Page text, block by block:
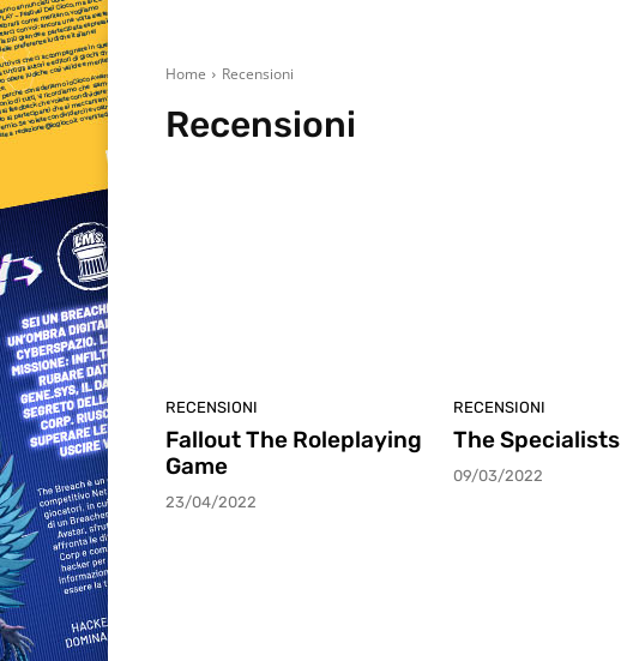
Home Recensioni
Recensioni
RECENSIONI
Fallout The Roleplaying
Game
23/04/2022
RECENSIONI
The Specialists
09/03/2022